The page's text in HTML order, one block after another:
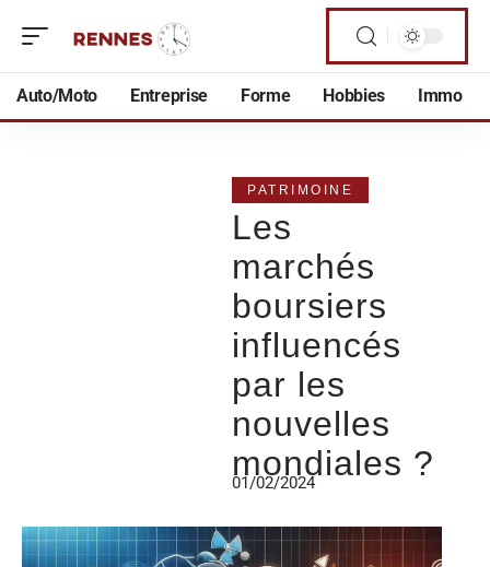
Auto/Moto Entreprise Forme Hobbies Immo
PATRIMOINE
Les
marchés
boursiers
influencés
par les
nouvelles
mondiales ?
01/02/2024